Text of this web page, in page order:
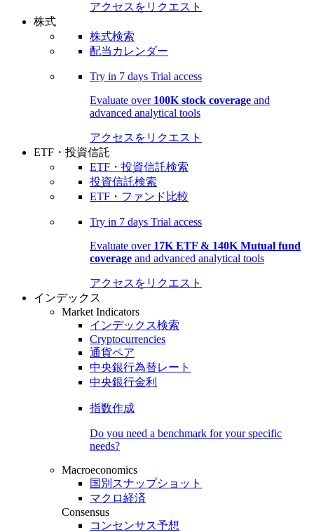
アクセスをリクエスト
株式
株式検索
配当カレンダー
Try in 7 days Trial access
Evaluate over 100K stock coverage and
advanced analytical tools
アクセスをリクエスト
ETF・投資信託
ETF・投資信託検索
投資信託検索
ETF・ファンド比較
Try in 7 days Trial access
Evaluate over 17K ETF & 140K Mutual fund
coverage and advanced analytical tools
アクセスをリクエスト
インデックス
Market Indicators
インデックス検索
Cryptocurrencies
通貨ペア
中央銀行為替レート
中央銀行金利
指数作成
Do you need a benchmark for your specific
needs?
Macroeconomics
国別スナップショット
マクロ経済
Consensus
コンセンサス予想